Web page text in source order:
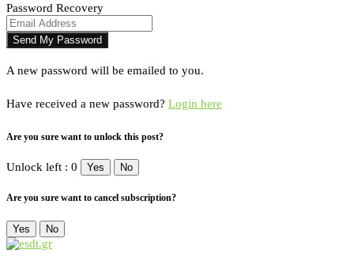
Password Recovery
A new password will be emailed to you.
Have received a new password? Login here
Are you sure want to unlock this post?
Unlock left : 0 Yes No
Are you sure want to cancel subscription?
Yes No